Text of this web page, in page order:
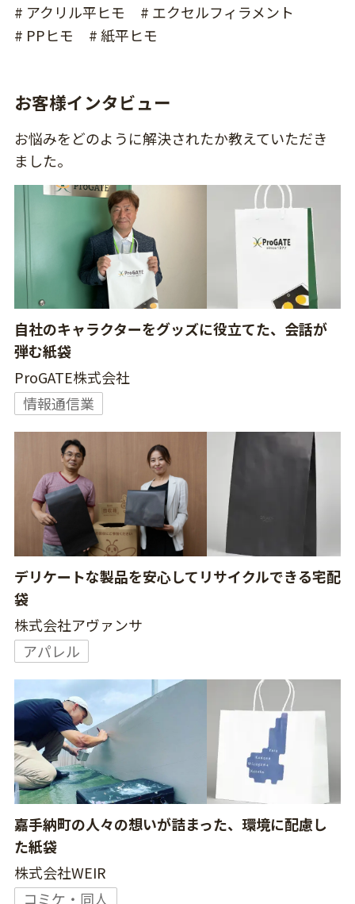
# アクリル平ヒモ
# エクセルフィラメント
# PPヒモ
# 紙平ヒモ
お客様インタビュー
お悩みをどのように解決されたか教えていただき
ました。
自社のキャラクターをグッズに役立てた、会話が
弾む紙袋
ProGATE株式会社
情報通信業
デリケートな製品を安心してリサイクルできる宅配
袋
株式会社アヴァンサ
アパレル
嘉手納町の人々の想いが詰まった、環境に配慮し
た紙袋
株式会社WEIR
コミケ・同人